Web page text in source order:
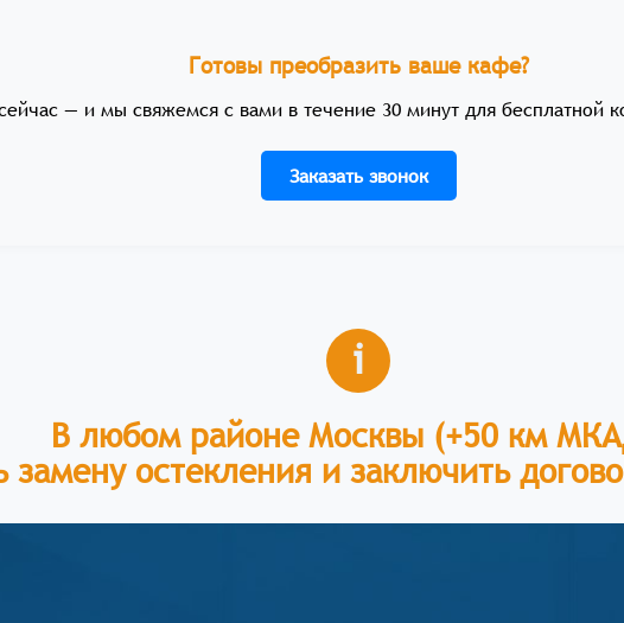
Готовы преобразить ваше кафе?
— и мы свяжемся с вами в течение 30 минут для бесплатной
Заказать звонок
i
В любом районе Москвы (+50 км
замену остекления и заключить